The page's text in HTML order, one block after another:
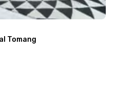
Tomang